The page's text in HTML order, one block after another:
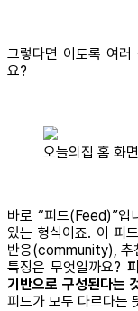
그렇다면 이토록 여
요?
오늘의집 홈 화
바로 “피드(Feed)”입
있는 형식이죠. 이 피
반응(community), 추
특징은 무엇일까요?
기반으로 구성된다는
피드가 모두 다르다는